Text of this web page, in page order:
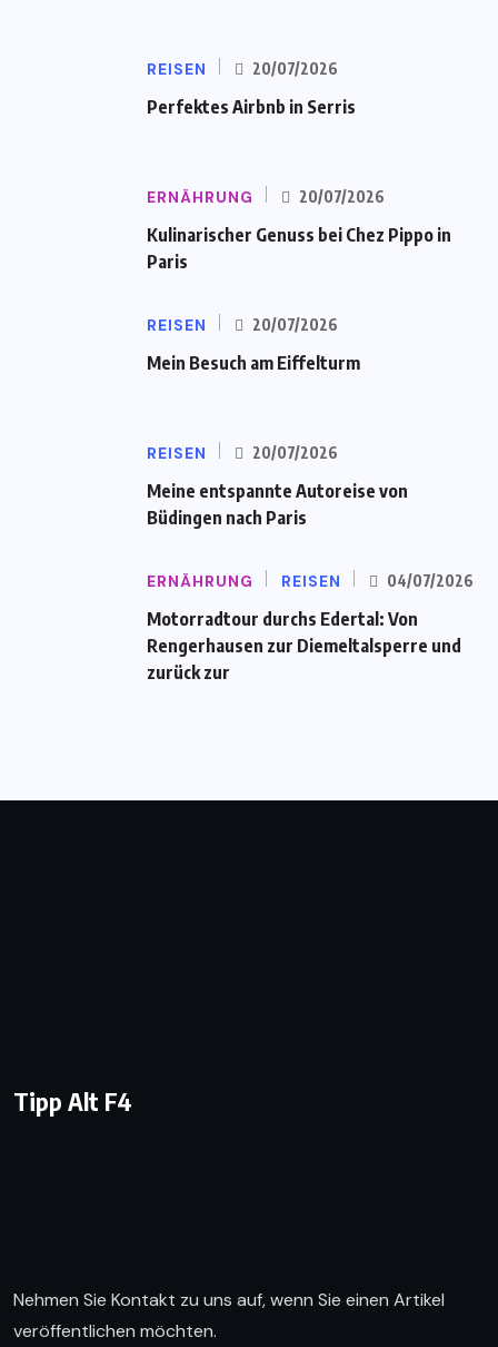
REISEN 20/07/2026
Perfektes Airbnb in Serris
ERNÄHRUNG 20/07/2026
Kulinarischer Genuss bei Chez Pippo in
Paris
REISEN 20/07/2026
Mein Besuch am Eiffelturm
REISEN 20/07/2026
Meine entspannte Autoreise von
Büdingen nach Paris
ERNÄHRUNG REISEN 04/07/2026
Motorradtour durchs Edertal: Von
Rengerhausen zur Diemeltalsperre und
zurück zur
Tipp Alt F4
Nehmen Sie Kontakt zu uns auf, wenn Sie einen Artikel
veröffentlichen möchten.